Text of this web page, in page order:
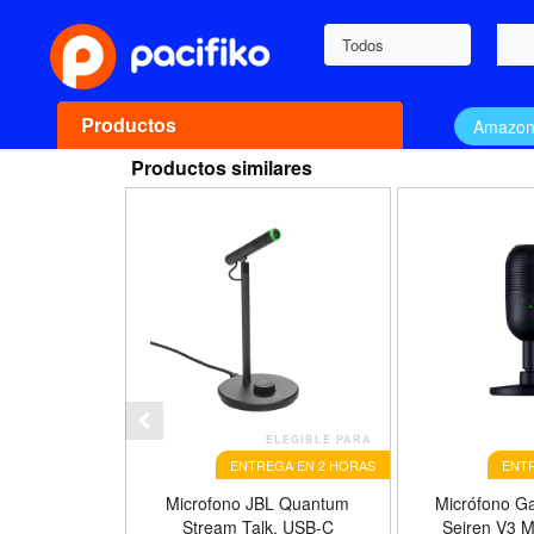
Todos
Productos Amazon
Productos similares
ELEGIBLE PARA
ENTREGA EN 2 HORAS
Microfono JBL Quantum
Stream Talk, USB-C
Micrófono
Seiren V3